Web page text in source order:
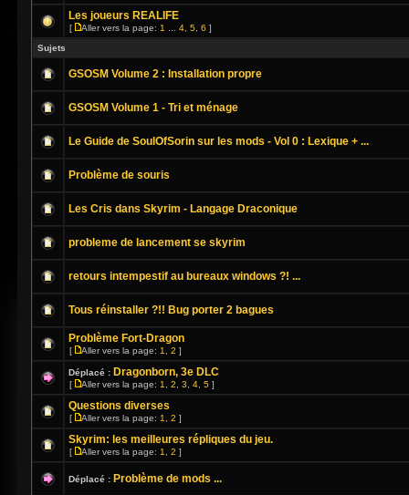
Les joueurs REALIFE
[ Aller vers la page: 1 4 5 6 ]
Sujets
GSOSM Volume 2 : Installation propre
GSOSM Volume 1 - Tri et ménage
Le Guide de SoulOfSorin sur les mods - Vol 0 : Lexique + ...
Problème de souris
Les Cris dans Skyrim - Langage Draconique
probleme de lancement se skyrim
retours intempestif au bureaux windows ?! ...
Tous réinstaller ?!! Bug porter 2 bagues
Problème Fort-Dragon
[ Aller vers la page: 1 2 ]
Déplacé : Dragonborn, 3e DLC
[ Aller vers la page: 1 2 3 4 5 ]
Questions diverses
[ Aller vers la page: 1 2 ]
Skyrim: les meilleures répliques du jeu.
[ Aller vers la page: 1 2 ]
Déplacé : Problème de mods ...